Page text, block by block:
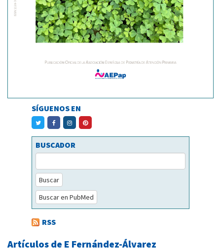
SÍGUENOS EN
BUSCADOR
Buscar
Buscar en PubMed
RSS
Artículos de E Fernández-Álvarez